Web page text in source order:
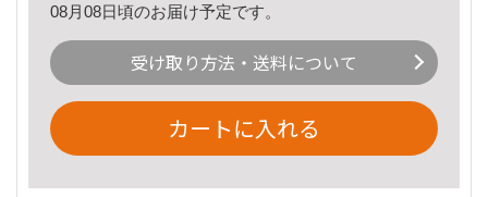
08月08日頃のお届け予定です。
受け取り方法・送料について
カートに入れる